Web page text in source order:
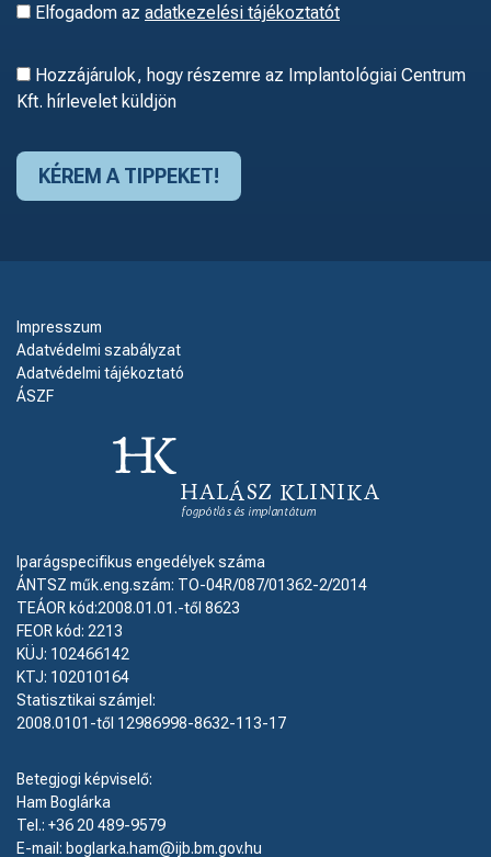
Elfogadom az adatkezelési tájékoztatót
Hozzájárulok, hogy részemre az Implantológiai Centrum
Kft. hírlevelet küldjön
Impresszum
Adatvédelmi szabályzat
Adatvédelmi tájékoztató
ÁSZF
Iparágspecifikus engedélyek száma
ÁNTSZ műk.eng.szám: TO-04R/087/01362-2/2014
TEÁOR kód:2008.01.01.-től 8623
FEOR kód: 2213
KÜJ: 102466142
KTJ: 102010164
Statisztikai számjel:
2008.0101-től 12986998-8632-113-17
Betegjogi képviselő:
Ham Boglárka
Tel.: +36 20 489-9579
E-mail: boglarka.ham@ijb.bm.gov.hu